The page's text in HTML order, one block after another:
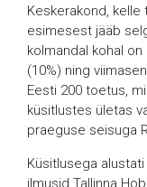
Keskerakond,
esimesest jääb
kolmandal kohal on
(10%) ning
Eesti 200 toetus,
küsitlustes ületas
praeguse seisuga
Küsitlusega
ilmusid Tallinna